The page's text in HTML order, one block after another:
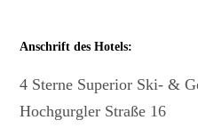
Anschrift des Hotels:
4 Sterne Superior Ski- &
Hochgurgler Straße 16